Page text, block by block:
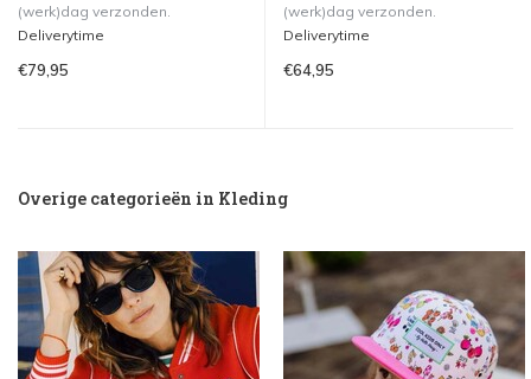
(werk)dag verzonden.
Deliverytime
€79,95
(werk)dag verzonden.
Deliverytime
€64,95
Overige categorieën in Kleding